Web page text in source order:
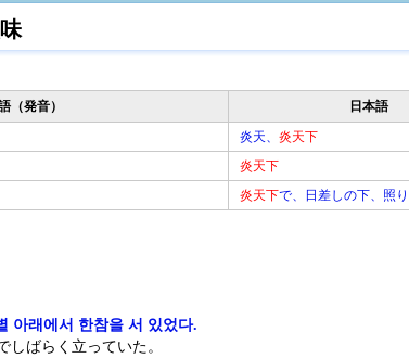
（発音）
日本語
炎天、 炎天下
炎天下
炎天下で、日差しの下、照
아래에서 한참을 서 있었다.
しばらく立っていた。